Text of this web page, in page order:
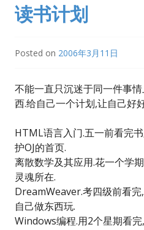
读书计划
Posted on 2006年3月11日
不能一直只沉迷于同一件事
西.给自己一个计划,让自己好
HTML语言入门.五一前看完
护OJ的首页.
离散数学及其应用.花一个学
灵魂所在.
DreamWeaver.考四级前看
自己做东西玩.
Windows编程.用2个星期看